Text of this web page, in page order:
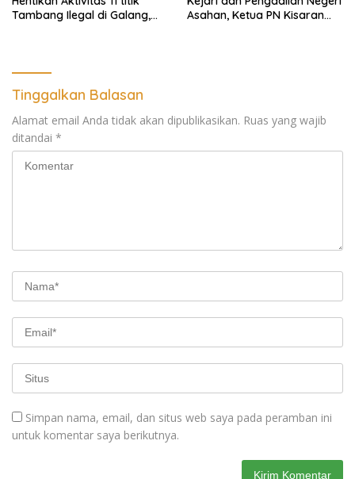
Tambang Ilegal di Galang,
Asahan, Ketua PN Kisaran
Tinggalkan Balasan
Alamat email Anda tidak akan dipublikasikan. Ruas yang wajib
ditandai *
Simpan nama, email, dan situs web saya pada peramban ini
untuk komentar saya berikutnya.